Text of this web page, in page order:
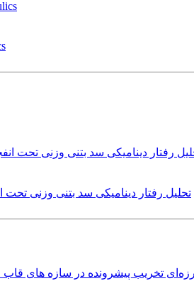
تحلیل رفتار دینامیکی سد بتنی وزنی